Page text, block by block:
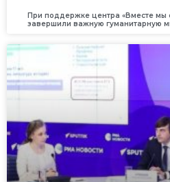
При поддержке центра «Вместе мы
завершили важную гуманитарную